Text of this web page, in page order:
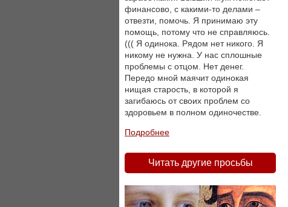
финансово, с какими-то делами –
отвезти, помочь. Я принимаю эту
помощь, потому что не справляюсь.
((( Я одинока. Рядом нет никого. Я
никому не нужна. У нас сплошные
проблемы с отцом. Нет денег.
Передо мной маячит одинокая
нищая старость, в которой я
загибаюсь от своих проблем со
здоровьем в полном одиночестве.
Подробнее
Читать другие просьбы